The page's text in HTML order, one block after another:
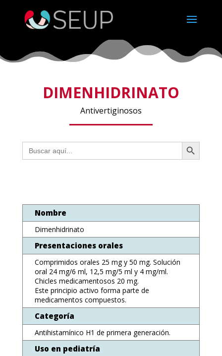
DIMENHIDRINATO
Antivertiginosos
Buscar: Botón de búsqueda
Nombre
Dimenhidrinato
Presentaciones orales
Comprimidos orales 25 mg y 50 mg. Solución
oral 24 mg/6 ml, 12,5 mg/5 ml y 4 mg/ml.
Chicles medicamentosos 20 mg.
Este principio activo forma parte de
medicamentos compuestos.
Categoría
Antihistamínico H1 de primera generación.
Uso en pediatría